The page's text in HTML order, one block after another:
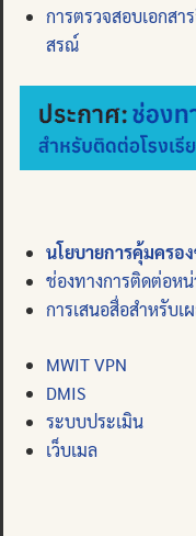
การตรวจสอบเอกสา
สรณ์
นโยบายการคุ้มครอ
ช่องทางการติดต่อห
การเสนอสื่อสำหรับเ
MWIT VPN
DMIS
ระบบประเมิน
เว็บเมล